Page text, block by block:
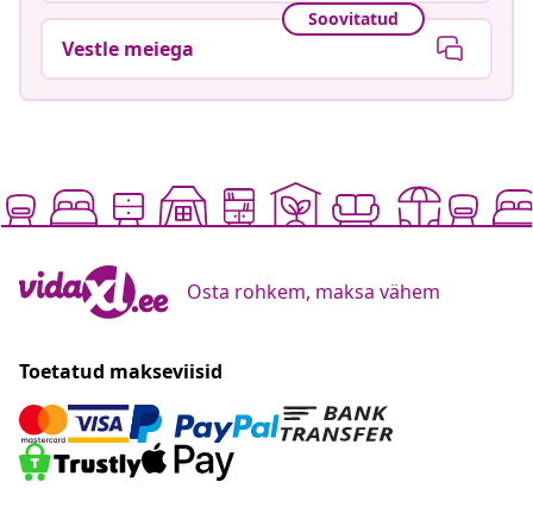
Soovitatud
Vestle meiega
Osta rohkem, maksa vähem
Toetatud makseviisid